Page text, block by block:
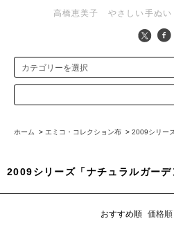
高橋恵美子 やさしい手ぬ
ホーム > エミコ・コレクション布 > 2009シリー
2009シリーズ「ナチュラルガーデ
おすすめ順 価格順